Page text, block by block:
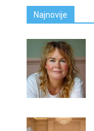
Najnovije